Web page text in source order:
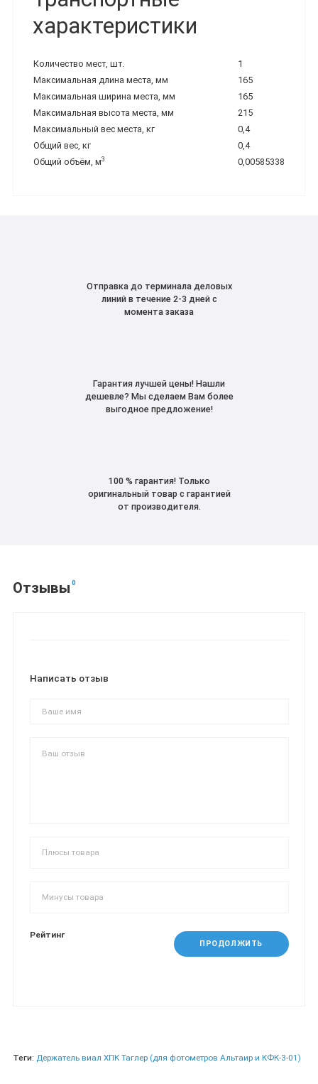
характеристики
Количество мест, шт.
1
Максимальная длина места, мм
165
Максимальная ширина места, мм
165
Максимальная высота места, мм
215
Максимальный вес места, кг
0,4
Общий вес, кг
0,4
Общий объём, м3 0,00585338
Отправка до терминала деловых
линий в течение 2-3 дней с
момента заказа
Гарантия лучшей цены! Нашли
дешевле? Мы сделаем Вам более
выгодное предложение!
100 % гарантия! Только
оригинальный товар с гарантией
от производителя.
Отзывы 0
Написать отзыв
Рейтинг
ПРОДОЛЖИТЬ
Теги: Держатель виал ХПК Таглер (для фотометров Альтаир и КФК-3-01)